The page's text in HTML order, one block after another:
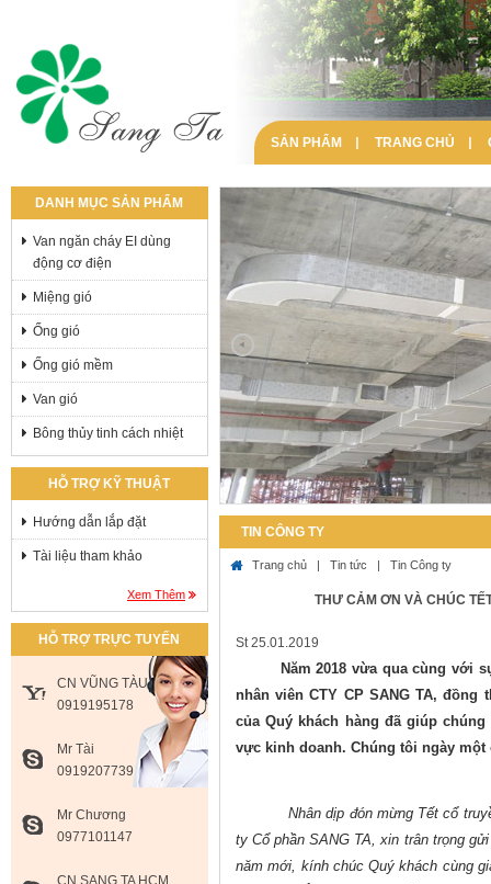
SẢN PHẨM TRANG CHỦ
DANH MỤC SẢN PHẨM
Van ngăn cháy EI dùng
động cơ điện
Miệng gió
Ống gió
Ống gió mềm
Van gió
Bông thủy tinh cách nhiệt
HỖ TRỢ KỸ THUẬT
Hướng dẫn lắp đặt
Tài liệu tham khảo
Xem Thêm
HỖ TRỢ TRỰC TUYẾN
CN VŨNG TÀU
0919195178
Mr Tài
0919207739
Mr Chương
0977101147
CN SANG TA HCM
TIN CÔNG TY
Trang chủ | Tin tức | Tin Công ty
THƯ CẢM ƠN VÀ CHÚC
St 25.01.2019
Năm 2018 vừa qua cùng với
nhân viên CTY CP SANG TA,
của Quý khách hàng đã giúp
vực kinh doanh. Chúng tôi ngày
Nhân dịp đón mừng Tết cổ
ty Cổ phần SANG TA, xin trân trọng
năm mới, kính chúc Quý khách cùng